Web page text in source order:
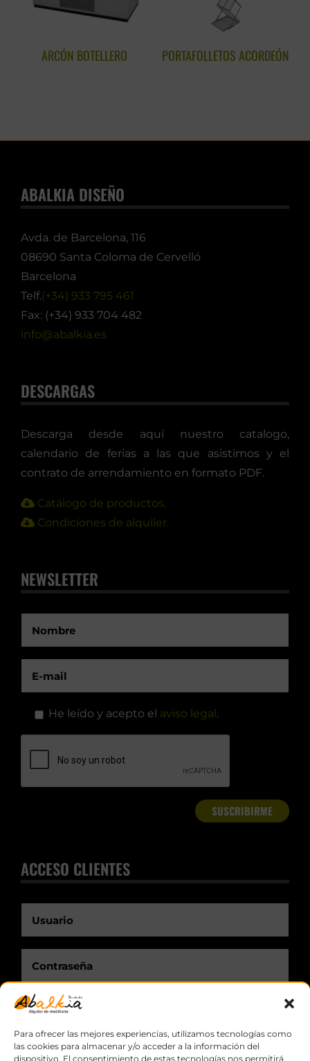
Para ofrecer las mejores experiencias, utilizamos tecnologías como
las cookies para almacenar y/o acceder a la información del
dispositivo. El consentimiento de estas tecnologías nos permitirá
ARCÓN BOTELLERO PORTAFOLLETOS ACORDEÓN
ABALKIA DISEÑO
Avda. de Barcelona, 116
08690 Santa Coloma de Cervelló
Barcelona
Telf.(+34) 933 795 461
Fax: (+34) 933 704 482
info@abalkia.es
DESCARGAS
Descarga desde aquí nuestro catalogo,
calendario de ferias a las que asistimos y el
contrato de arrendamiento en formato PDF.
Catálogo de productos.
Condiciones de alquiler.
NEWSLETTER
He leído y acepto el aviso legal .
ACCESO CLIENTES
Recuérdame.